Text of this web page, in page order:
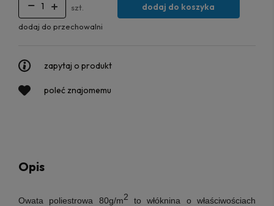
szt. dodaj do koszyka
dodaj do przechowalni
zapytaj o produkt
poleć znajomemu
Opis
Owata poliestrowa 80g/m2 to włóknina o właściwościach